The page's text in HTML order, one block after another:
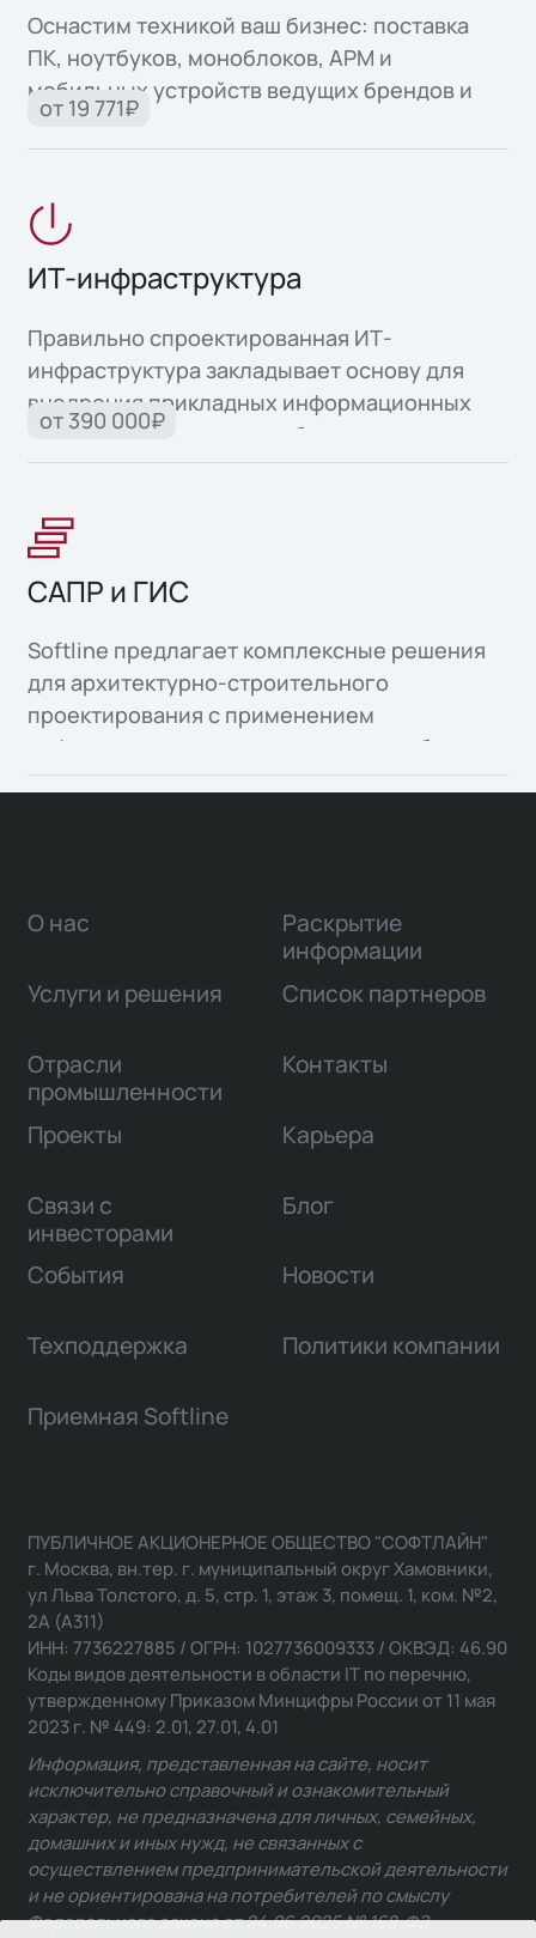
Оснастим техникой ваш бизнес: поставка
ПК, ноутбуков, моноблоков, АРМ и
мобильных устройств ведущих брендов и
собственного производства.
от 19 771₽
ИТ-инфраструктура
Правильно спроектированная ИТ-
инфраструктура закладывает основу для
внедрения прикладных информационных
систем и автоматизации бизнес-процессов.
от 390 000₽
САПР и ГИС
Softline предлагает комплексные решения
для архитектурно-строительного
проектирования с применением
информационного моделирования объектов
капитального строительства, а также
О нас
Услуги и решения
Отрасли
промышленности
Проекты
Связи с
инвесторами
Раскрытие
информации
Список партнеров
Контакты
Карьера
Блог
События Новости
Техподдержка Политики компании
Приемная Softline
ПУБЛИЧНОЕ АКЦИОНЕРНОЕ ОБЩЕСТВО "СОФТЛАЙН"
г. Москва, вн.тер. г. муниципальный округ Хамовники,
ул Льва Толстого, д. 5, стр. 1, этаж 3, помещ. 1, ком. №2,
2А (А311)
ИНН: 7736227885 / ОГРН: 1027736009333 / ОКВЭД: 46.90
Коды видов деятельности в области IT по перечню,
утвержденному Приказом Минцифры России от 11 мая
2023 г. № 449: 2.01, 27.01, 4.01
Информация, представленная на сайте, носит
исключительно справочный и ознакомительный
характер, не предназначена для личных, семейных,
домашних и иных нужд, не связанных с
осуществлением предпринимательской деятельности
и не ориентирована на потребителей по смыслу
Федерального закона от 24.06.2025 № 168-ФЗ.